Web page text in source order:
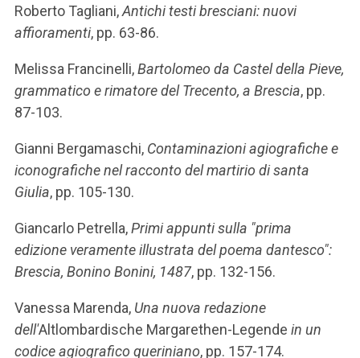
Roberto Tagliani,Antichi testi bresciani: nuovi
affioramenti, pp. 63-86.
Melissa Francinelli,Bartolomeo da Castel della Pieve,
grammatico e rimatore del Trecento, a Brescia, pp.
87-103.
Gianni Bergamaschi, Contaminazioni agiografiche e
iconografiche nel racconto del martirio di santa
Giulia, pp. 105-130.
Giancarlo Petrella,Primi appunti sulla "prima
edizione veramente illustrata del poema dantesco":
Brescia, Bonino Bonini, 1487, pp. 132-156.
Vanessa Marenda, Una nuova redazione
dell'Altlombardische Margarethen-Legende in un
codice agiografico queriniano, pp. 157-174.